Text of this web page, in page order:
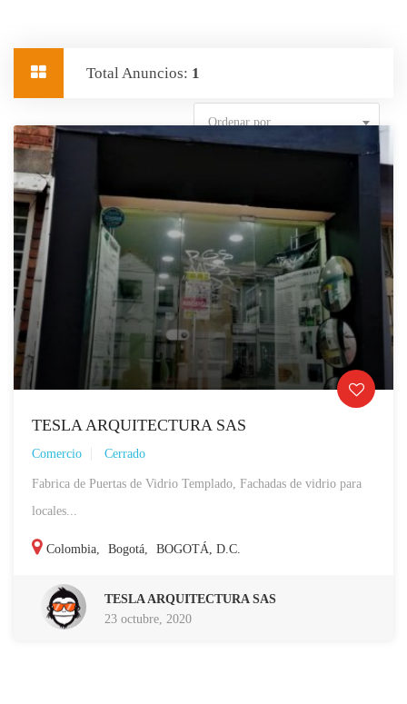
Total Anuncios: 1
Ordenar por
TESLA ARQUITECTURA SAS
Comercio Cerrado
Fabrica de Puertas de Vidrio Templado, Fachadas de vidrio para
locales...
Colombia, Bogotá, BOGOTÁ, D.C.
TESLA ARQUITECTURA SAS
23 octubre, 2020